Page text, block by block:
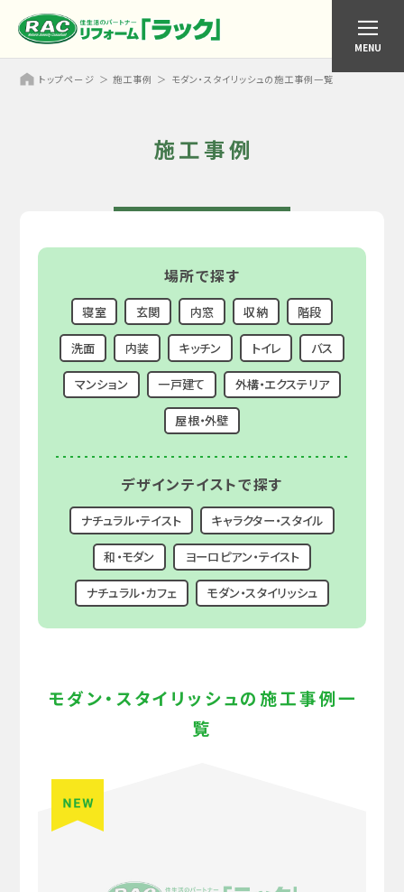
MENU
トップページ 施工事例 モダン・スタイリッシュの施工事例一覧
施工事例
場所で探す
寝室 玄関 内窓 収納 階段
洗面 内装 キッチン トイレ バス
マンション 一戸建て 外構・エクステリア
屋根・外壁
デザインテイストで探す
ナチュラル・テイスト キャラクター・スタイル
和・モダン ヨーロピアン・テイスト
ナチュラル・カフェ モダン・スタイリッシュ
モダン・スタイリッシュの施工事例一
覧